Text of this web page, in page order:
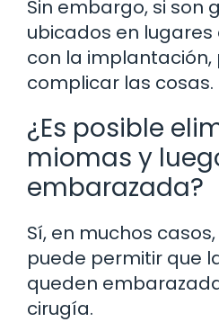
Sin embargo, si son
ubicados en
con la implantación,
complicar las cosas.
¿Es posible
miomas y
embarazada?
Sí, en muchos
puede permitir que
queden
cirugía.